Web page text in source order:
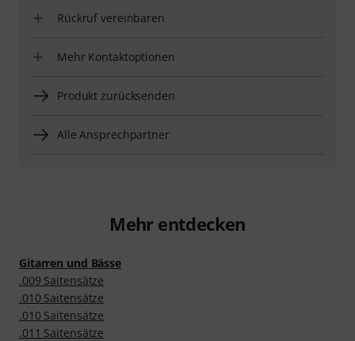
Rückruf vereinbaren
Mehr Kontaktoptionen
Produkt zurücksenden
Alle Ansprechpartner
Mehr entdecken
Gitarren und Bässe
.009 Saitensätze
.010 Saitensätze
.010 Saitensätze
.011 Saitensätze